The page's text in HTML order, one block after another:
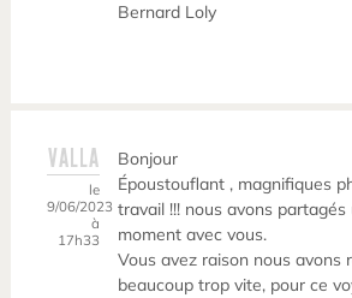
Bernard Loly
VALLA
le
9/06/2023
à
17h33
Bonjour
Époustouflant , magnifiques
travail !!! nous avons partagés
moment avec vous.
Vous avez raison nous avons
beaucoup trop vite, pour ce